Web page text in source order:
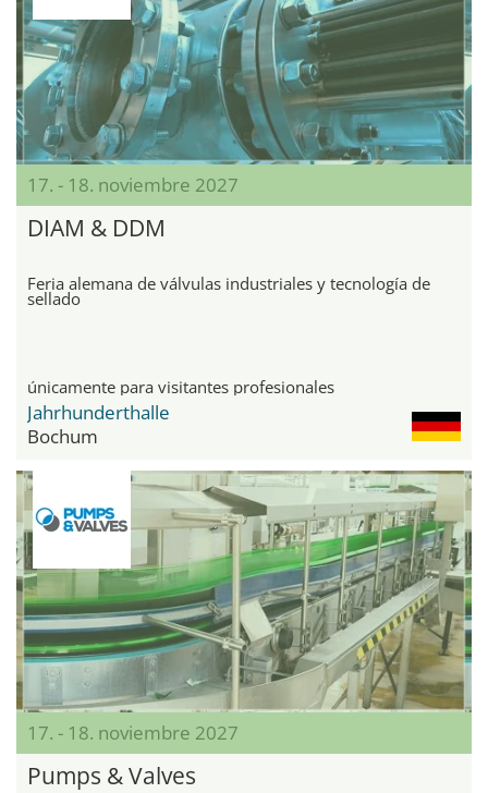
17. - 18. noviembre 2027
DIAM & DDM
Feria alemana de válvulas industriales y tecnología de
sellado
únicamente para visitantes profesionales
Jahrhunderthalle
Bochum
17. - 18. noviembre 2027
Pumps & Valves